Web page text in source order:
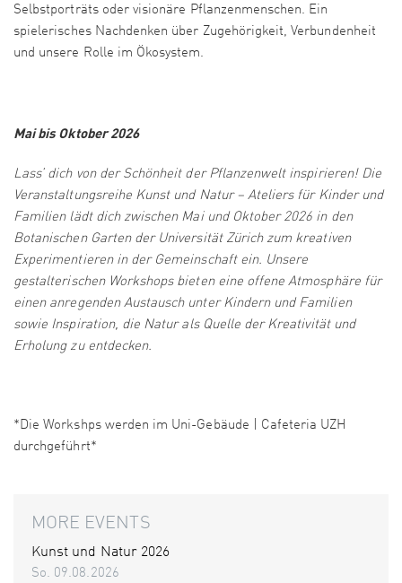
Selbstporträts oder visionäre Pflanzenmenschen. Ein
spielerisches Nachdenken über Zugehörigkeit, Verbundenheit
und unsere Rolle im Ökosystem.
Mai bis Oktober 2026
Lass’ dich von der Schönheit der Pflanzenwelt inspirieren! Die
Veranstaltungsreihe Kunst und Natur – Ateliers für Kinder und
Familien lädt dich zwischen Mai und Oktober 2026 in den
Botanischen Garten der Universität Zürich zum kreativen
Experimentieren in der Gemeinschaft ein. Unsere
gestalterischen Workshops bieten eine offene Atmosphäre für
einen anregenden Austausch unter Kindern und Familien
sowie Inspiration, die Natur als Quelle der Kreativität und
Erholung zu entdecken.
*Die Workshps werden im Uni-Gebäude | Cafeteria UZH
durchgeführt*
MORE EVENTS
Kunst und Natur 2026
So. 09.08.2026